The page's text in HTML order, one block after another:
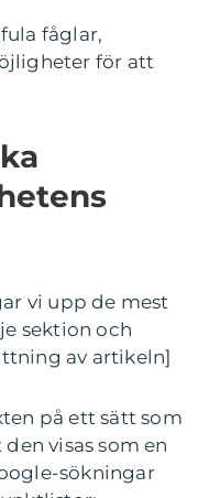
fåglar,
för att
vi upp de mest
sektion och
av artikeln]
på ett sätt som
visas som en
sökningar